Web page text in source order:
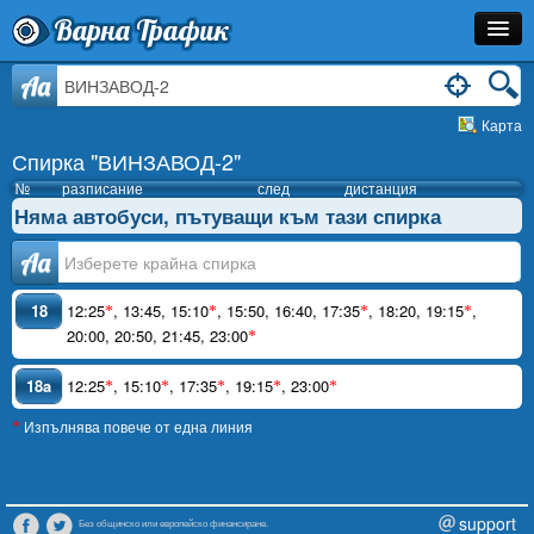
Варна Трафик
Спирка
Разписание
Как Да Стигна?
Инфо
Aa
Карта
Спирка "ВИНЗАВОД-2"
№ разписание след дистанция
Няма автобуси, пътуващи към тази спирка
Аа
18 12:25*, 13:45, 15:10*, 15:50, 16:40, 17:35*, 18:20, 19:15*,
20:00, 20:50, 21:45, 23:00*
18a 12:25*, 15:10*, 17:35*, 19:15*, 23:00*
* Изпълнява повече от една линия
Без общинско или европейско финансиране. support